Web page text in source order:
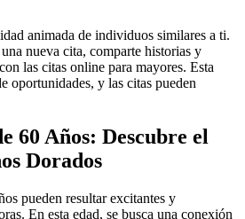
animada de individuos similares a ti.
nueva cita, comparte historias y
las citas online para mayores. Esta
oportunidades, y las citas pueden
60 Años: Descubre el
Dorados
pueden resultar excitantes y
En esta edad, se busca una conexión